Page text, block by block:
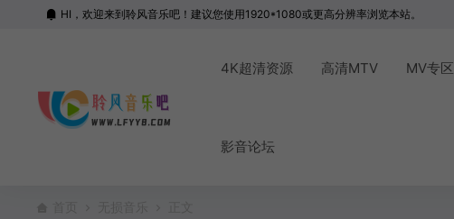
HI，欢迎来到聆风音乐吧！建议您使用1920*1080或更高分辨率浏览本站。
4K超清资源 高清MTV MV专区
影音论坛